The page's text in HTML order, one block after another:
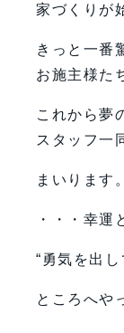
家づくりが
きっと一番
お施主様た
これから夢
スタッフ一
まいります。
・・・幸運
“勇気を出
ところへや